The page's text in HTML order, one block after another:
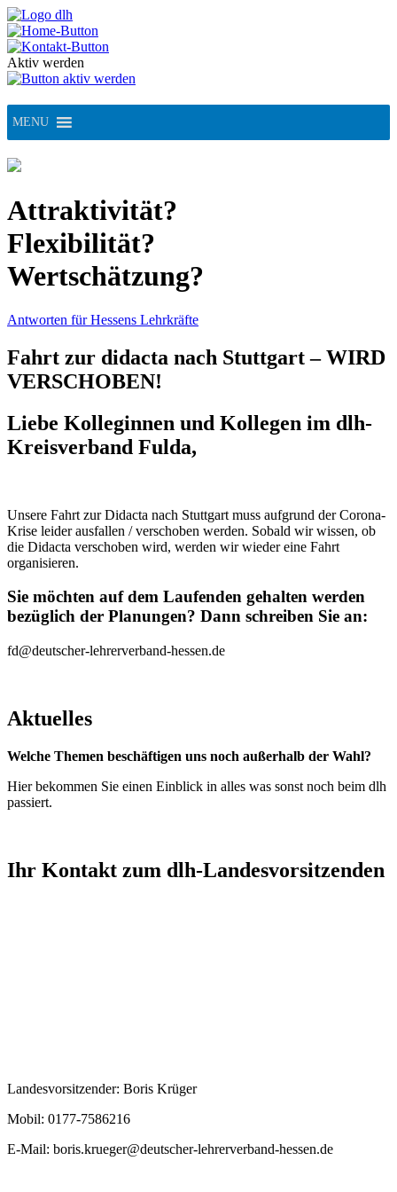
Skip
to
content
Aktiv werden
MENU
Attraktivität?
Flexibilität?
Wertschätzung?
Antworten für Hessens Lehrkräfte
Fahrt zur didacta nach Stuttgart – WIRD
VERSCHOBEN!
Liebe Kolleginnen und Kollegen im dlh-
Kreisverband Fulda,
Unsere Fahrt zur Didacta nach Stuttgart muss aufgrund der Corona-
Krise leider ausfallen / verschoben werden. Sobald wir wissen, ob
die Didacta verschoben wird, werden wir wieder eine Fahrt
organisieren.
Sie möchten auf dem Laufenden gehalten werden
bezüglich der Planungen? Dann schreiben Sie an:
fd@deutscher-lehrerverband-hessen.de
Aktuelles
Welche Themen beschäftigen uns noch außerhalb der Wahl?
Hier bekommen Sie einen Einblick in alles was sonst noch beim dlh
passiert.
Ihr Kontakt zum dlh-Landesvorsitzenden
Landesvorsitzender: Boris Krüger
Mobil: 0177-7586216
E-Mail: boris.krueger@deutscher-lehrerverband-hessen.de